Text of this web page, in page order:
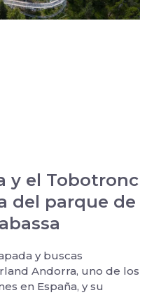
y el Tobotronc
del parque de
Andorra, uno de los
en España, y su